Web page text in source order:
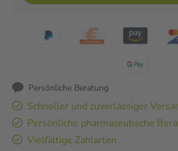
Persönliche Beratung
Schneller und zuverlässiger
Persönliche pharmazeutische
Vielfältige Zahlarten